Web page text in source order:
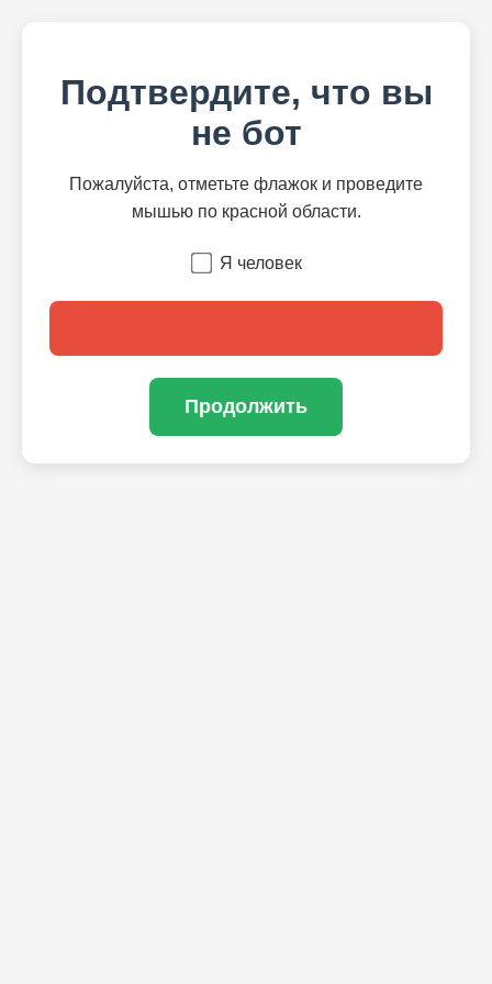
Подтвердите, что вы
не бот
Пожалуйста, отметьте флажок и проведите
мышью по красной области.
Я человек
Продолжить